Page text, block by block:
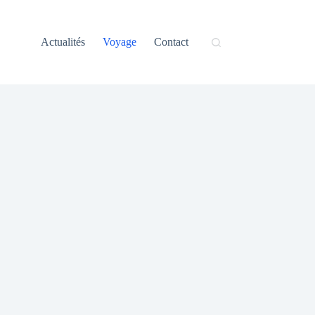
Actualités
Voyage Contact